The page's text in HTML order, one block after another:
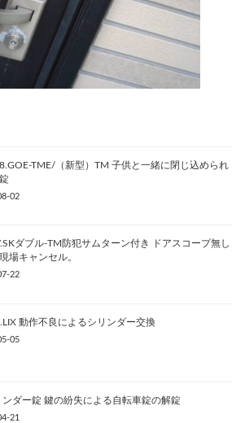
TME/（新型）TM 子供と一緒に閉じ込められ
02
ダブル-TM防犯サムターン付き ドアスコープ無し
場キャンセル。
22
動作不良によるシリンダー交換
05
ンダー錠 鍵の紛失による自転車錠の解錠
21